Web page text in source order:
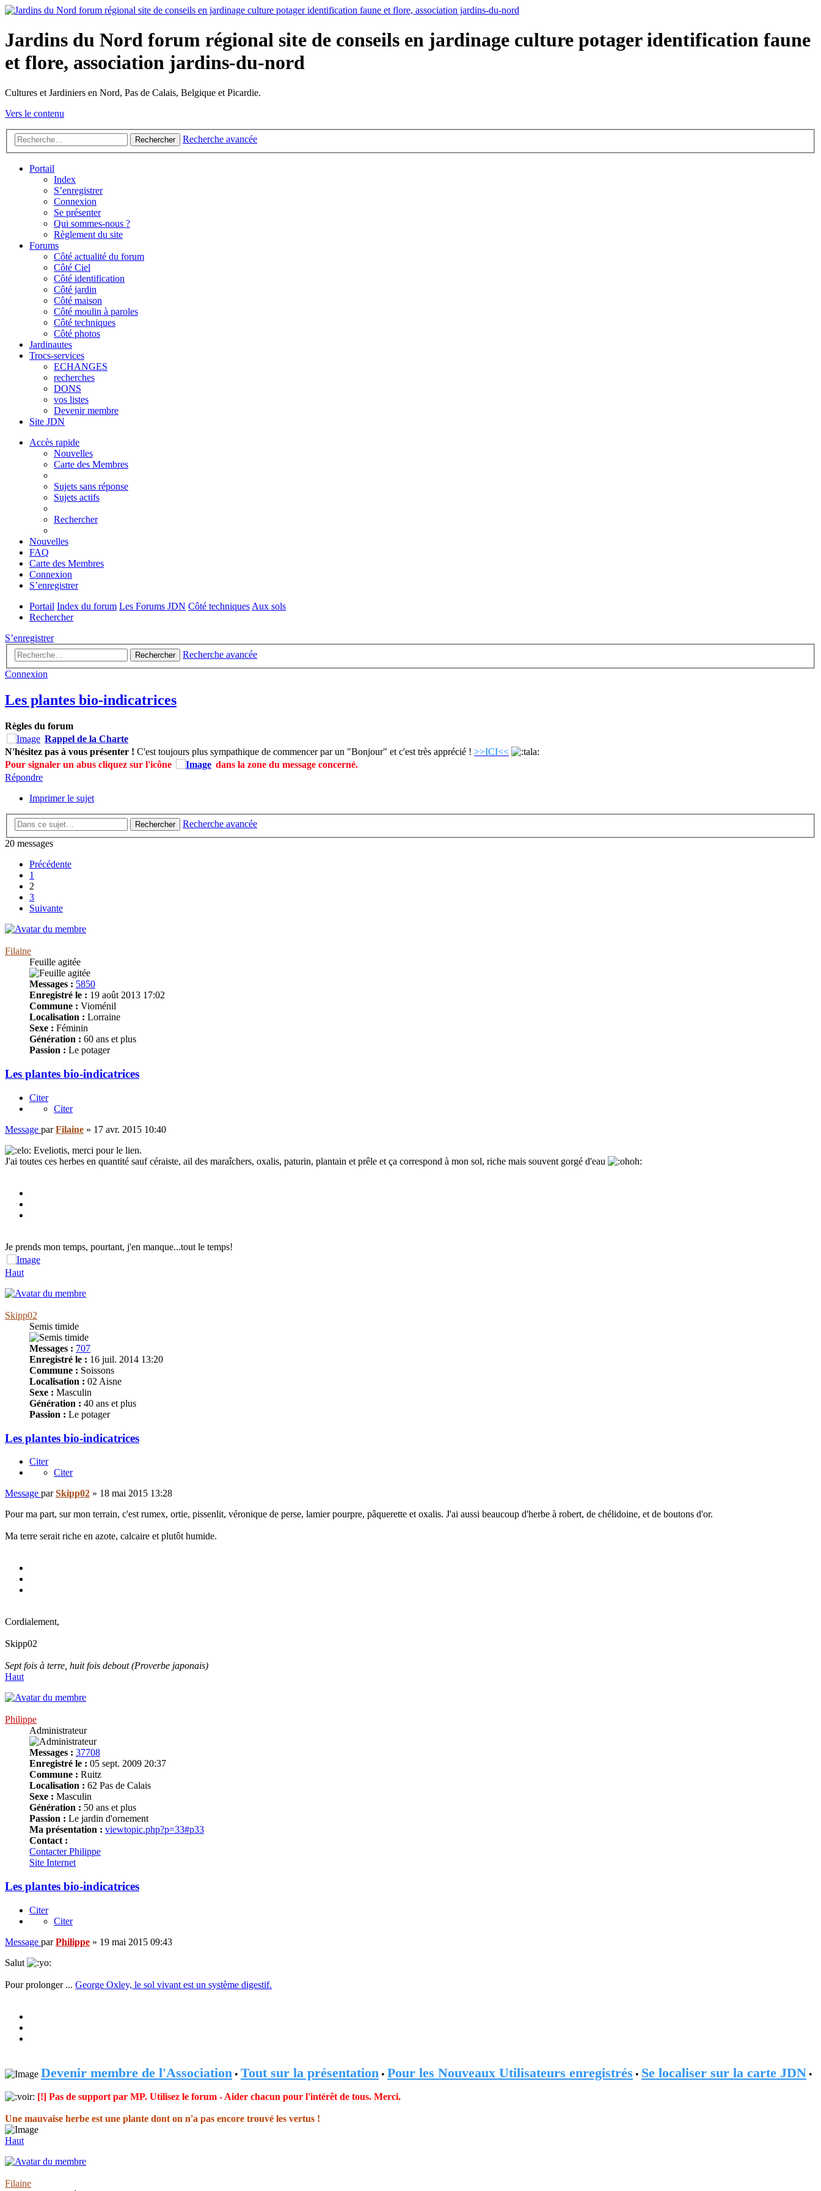
Jardins du Nord forum régional site de conseils en jardinage culture potager identification faune
et flore, association jardins-du-nord
Cultures et Jardiniers en Nord, Pas de Calais, Belgique et Picardie.
Vers le contenu
Rechercher Recherche avancée
Portail
Index
S’enregistrer
Connexion
Se présenter
Qui sommes-nous ?
Règlement du site
Forums
Côté actualité du forum
Côté Ciel
Côté identification
Côté jardin
Côté maison
Côté moulin à paroles
Côté techniques
Côté photos
Jardinautes
Trocs-services
ECHANGES
recherches
DONS
vos listes
Devenir membre
Site JDN
Accès rapide
Nouvelles
Carte des Membres
Sujets sans réponse
Sujets actifs
Rechercher
Nouvelles
FAQ
Carte des Membres
Connexion
S’enregistrer
Portail Index du forum Les Forums JDN Côté techniquesAux sols
Rechercher
S’enregistrer
Rechercher
Recherche avancée
Connexion
Les plantes bio-indicatrices
Règles du forum
Rappel de la Charte
N'hésitez pas à vous présenter ! C'est toujours plus sympathique de commencer par un "Bonjour" et c'est très apprécié ! >>ICI<<
Pour signaler un abus cliquez sur l'icône
dans la zone du message concerné.
Répondre
Imprimer le sujet
Rechercher
Recherche avancée
20 messages
Précédente
1
2
3
Suivante
Filaine
Feuille agitée
Messages : 5850
Enregistré le : 19 août 2013 17:02
Commune : Vioménil
Localisation : Lorraine
Sexe : Féminin
Génération : 60 ans et plus
Passion : Le potager
Les plantes bio-indicatrices
Citer
Citer
Message parFilaine » 17 avr. 2015 10:40
Eveliotis, merci pour le lien.
J'ai toutes ces herbes en quantité sauf céraiste, ail des maraîchers, oxalis, paturin, plantain et prêle et ça correspond à mon sol, riche mais souvent gorgé d'eau
Je prends mon temps, pourtant, j'en manque...tout le temps!
Haut
Skipp02
Semis timide
Messages : 707
Enregistré le : 16 juil. 2014 13:20
Commune : Soissons
Localisation : 02 Aisne
Sexe : Masculin
Génération : 40 ans et plus
Passion : Le potager
Les plantes bio-indicatrices
Citer
Citer
Message parSkipp02 » 18 mai 2015 13:28
Pour ma part, sur mon terrain, c'est rumex, ortie, pissenlit, véronique de perse, lamier pourpre, pâquerette et oxalis. J'ai aussi beaucoup d'herbe à robert, de chélidoine, et de boutons d'or.
Ma terre serait riche en azote, calcaire et plutôt humide.
Cordialement,
Skipp02
Sept fois à terre, huit fois debout (Proverbe japonais)
Haut
Philippe
Administrateur
Messages : 37708
Enregistré le : 05 sept. 2009 20:37
Commune : Ruitz
Localisation : 62 Pas de Calais
Sexe : Masculin
Génération : 50 ans et plus
Passion : Le jardin d'ornement
Ma présentation : viewtopic.php?p=33#p33
Contact :
Contacter Philippe
Site Internet
Les plantes bio-indicatrices
Citer
Citer
Message parPhilippe » 19 mai 2015 09:43
Salut
Pour prolonger ... George Oxley, le sol vivant est un système digestif.
Devenir membre de l'Association • Tout sur la présentation • Pour les Nouveaux Utilisateurs enregistrés • Se localiser sur la carte JDN •
[!] Pas de support par MP. Utilisez le forum - Aider chacun pour l'intérêt de tous. Merci.
Une mauvaise herbe est une plante dont on n'a pas encore trouvé les vertus !
Haut
Filaine